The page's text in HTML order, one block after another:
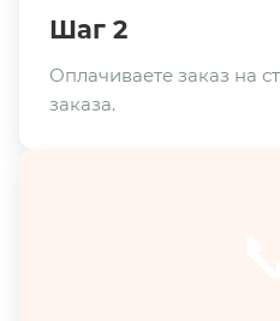
Шаг 2
Оплачиваете заказ на
заказа.